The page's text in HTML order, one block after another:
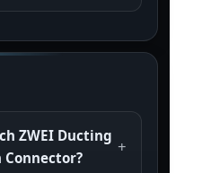
ZWEI Ducting